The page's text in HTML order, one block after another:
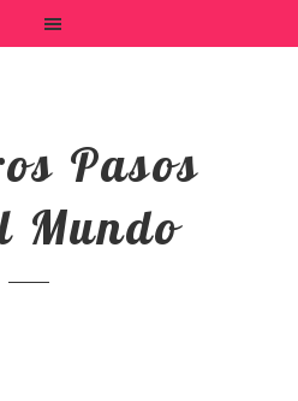
Pasos
Mundo